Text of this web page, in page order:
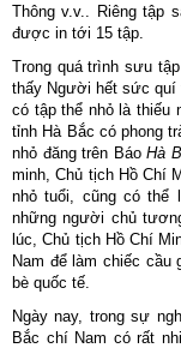
Thông v.v.. Riêng tập
được in tới 15 tập.
Trong quá trình sưu
thấy Người hết sức quí
có tập thể nhỏ là thiếu
tỉnh Hà Bắc có phong
nhỏ đăng trên BáoHà
minh, Chủ tịch Hồ Chí
nhỏ tuổi, cũng có thể
những người chủ
lúc, Chủ tịch Hồ Chí
Nam để làm chiếc
bè quốc tế.
Ngày nay, trong sự
Bắc chí Nam có rất